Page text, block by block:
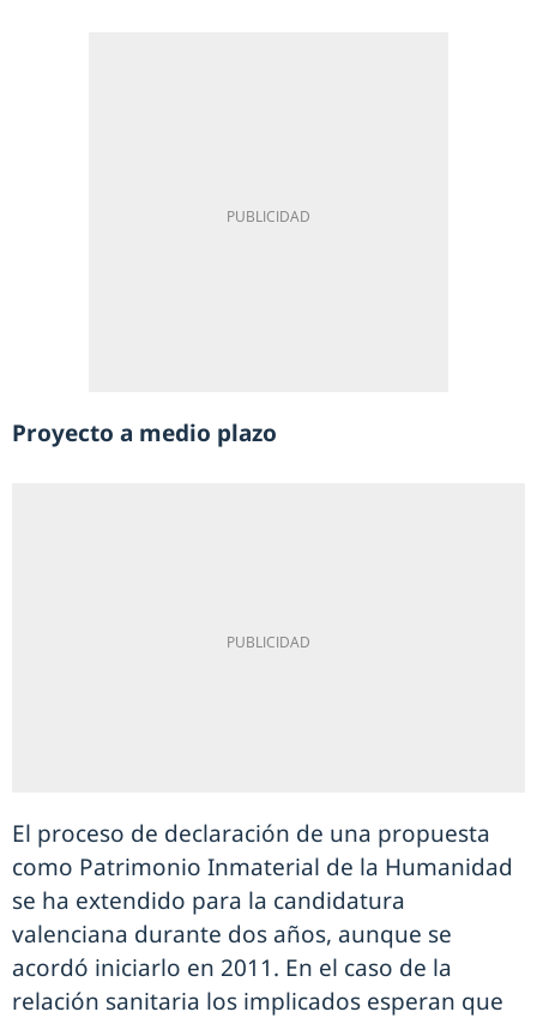
Proyecto a medio plazo
El proceso de declaración de una propuesta
como Patrimonio Inmaterial de la Humanidad
se ha extendido para la candidatura
valenciana durante dos años, aunque se
acordó iniciarlo en 2011. En el caso de la
relación sanitaria los implicados esperan que